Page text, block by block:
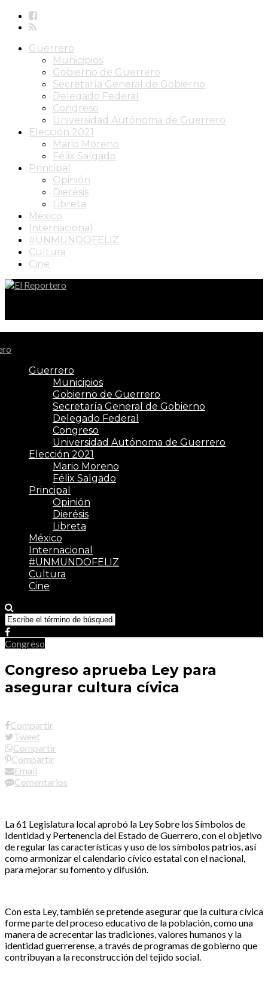
Guerrero
Municipios
Gobierno de Guerrero
Secretaría General de Gobierno
Delegado Federal
Congreso
Universidad Autónoma de Guerrero
Elección 2021
Mario Moreno
Félix Salgado
Principal
Opinión
Dierésis
Libreta
México
Internacional
#UNMUNDOFELIZ
Cultura
Cine
Guerrero
Municipios
Gobierno de Guerrero
Secretaría General de Gobierno
Delegado Federal
Congreso
Universidad Autónoma de Guerrero
Elección 2021
Mario Moreno
Félix Salgado
Principal
Opinión
Dierésis
Libreta
México
Internacional
#UNMUNDOFELIZ
Cultura
Cine
Congreso
Congreso aprueba Ley para
asegurar cultura cívica
Compartir
Tweet
Compartir
Compartir
Email
Comentarios
La 61 Legislatura local aprobó la Ley Sobre los Símbolos de
Identidad y Pertenencia del Estado de Guerrero, con el objetivo
de regular las características y uso de los símbolos patrios, así
como armonizar el calendario cívico estatal con el nacional,
para mejorar su fomento y difusión.
Con esta Ley, también se pretende asegurar que la cultura cívica
forme parte del proceso educativo de la población, como una
manera de acrecentar las tradiciones, valores humanos y la
identidad guerrerense, a través de programas de gobierno que
contribuyan a la reconstrucción del tejido social.